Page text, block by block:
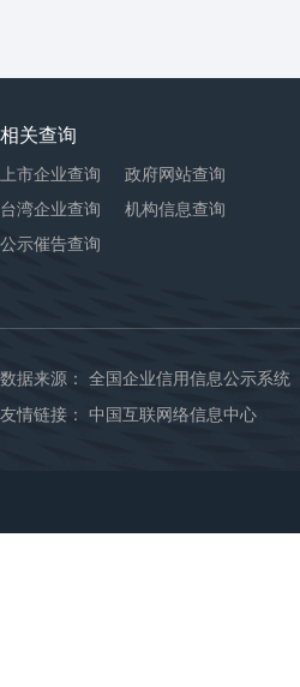
相关查询
上市企业查询
台湾企业查询
公示催告查询
政府网站查询
机构信息查询
数据来源： 全国企业信用信息公示系统
友情链接： 中国互联网络信息中心